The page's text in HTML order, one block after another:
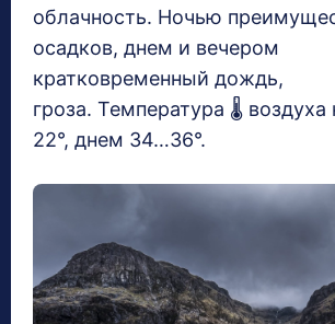
облачность. Ночью
осадков, днем и вечером
кратковременный дождь,
гроза. Температура 🌡
22°, днем 34…36°.